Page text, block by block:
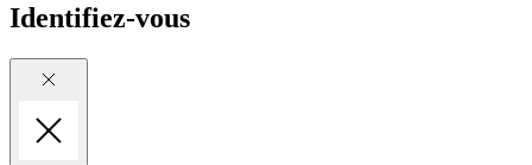
Identifiez-vous